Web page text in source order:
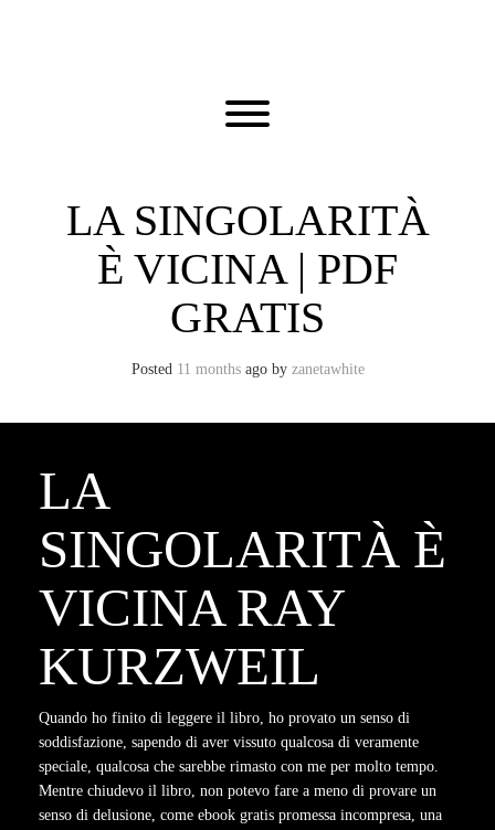
Toggle menu visibility.
LA SINGOLARITÀ
È VICINA | PDF
GRATIS
Posted 11 monthsago by zanetawhite
LA
SINGOLARITÀ È
VICINA RAY
KURZWEIL
Quando ho finito di leggere il libro, ho provato un senso di
soddisfazione, sapendo di aver vissuto qualcosa di veramente
speciale, qualcosa che sarebbe rimasto con me per molto tempo.
Mentre chiudevo il libro, non potevo fare a meno di provare un
senso di delusione, come ebook gratis promessa incompresa, una